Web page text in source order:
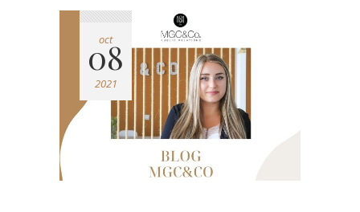
oct
08
2021